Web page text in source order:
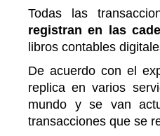
Todas las
registran en las
libros contables
De acuerdo con el
replica en varios
mundo y se van
transacciones que se